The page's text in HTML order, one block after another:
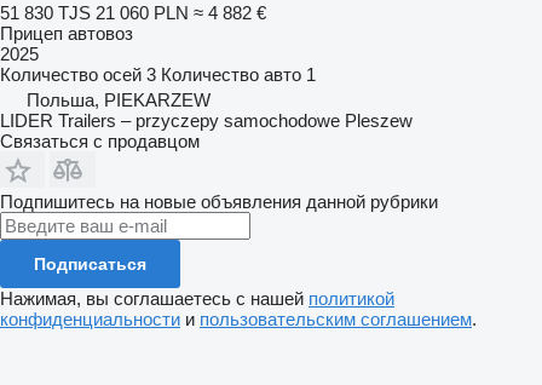
51 830 TJS 21 060 PLN ≈ 4 882 €
Прицеп автовоз
2025
Количество осей 3 Количество авто 1
Польша, PIEKARZEW
LIDER Trailers – przyczepy samochodowe Pleszew
Связаться с продавцом
Подпишитесь на новые объявления данной рубрики
Подписаться
Нажимая, вы соглашаетесь с нашей политикой
конфиденциальности и пользовательским соглашением.